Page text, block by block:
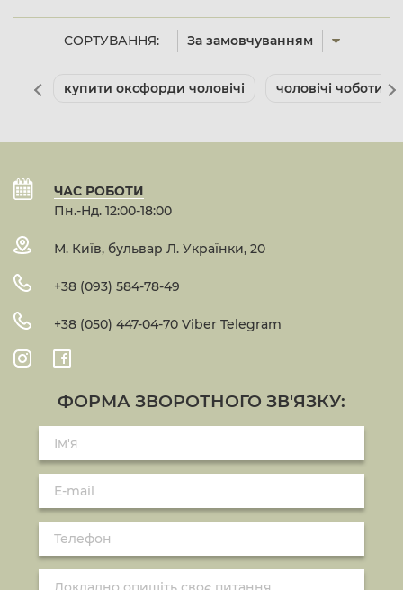
СОРТУВАННЯ: За замовчуванням
купити оксфорди чоловічі чоловічі чоботи
ЧАС РОБОТИ
Пн.-Нд. 12:00-18:00
М. Київ, бульвар Л. Українки, 20
+38 (093) 584-78-49
+38 (050) 447-04-70 Viber Telegram
ФОРМА ЗВОРОТНОГО ЗВ'ЯЗКУ: